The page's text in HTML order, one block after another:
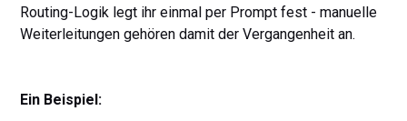
Routing-Logik legt ihr einmal per Prompt fest - manuelle
Weiterleitungen gehören damit der Vergangenheit an.
Ein Beispiel: